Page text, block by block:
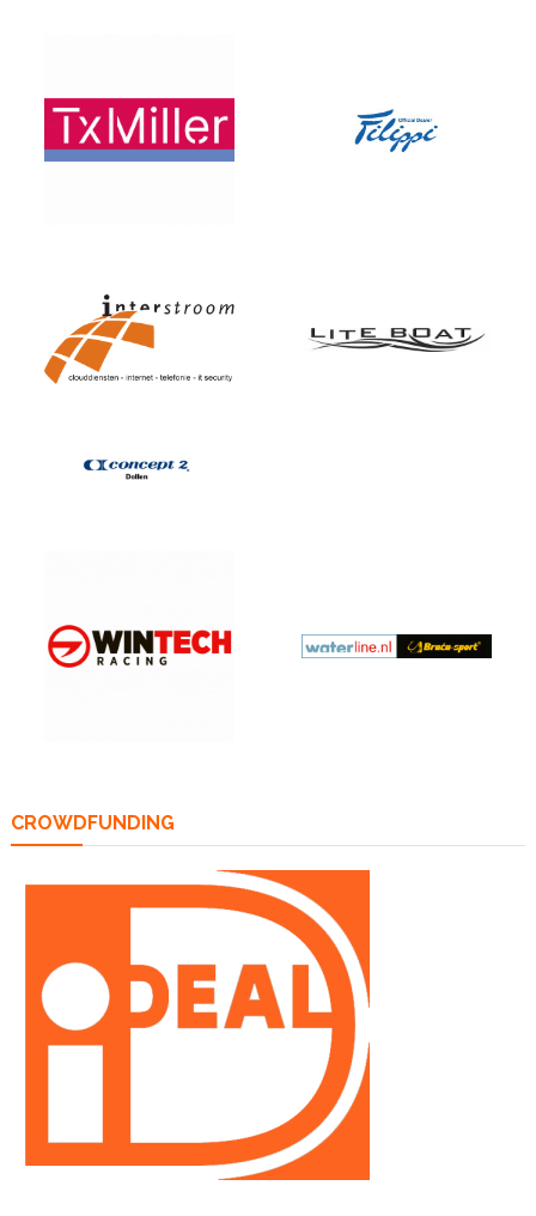
CROWDFUNDING